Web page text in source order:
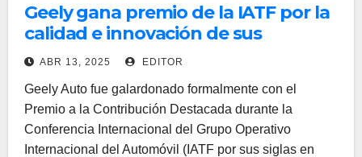
Geely gana premio de la IATF por la
calidad e innovación de sus
vehículos inteligentes de nueva
ABR 13, 2025 EDITOR
Geely Auto fue galardonado formalmente con el
Premio a la Contribución Destacada durante la
Conferencia Internacional del Grupo Operativo
Internacional del Automóvil (IATF por sus siglas en